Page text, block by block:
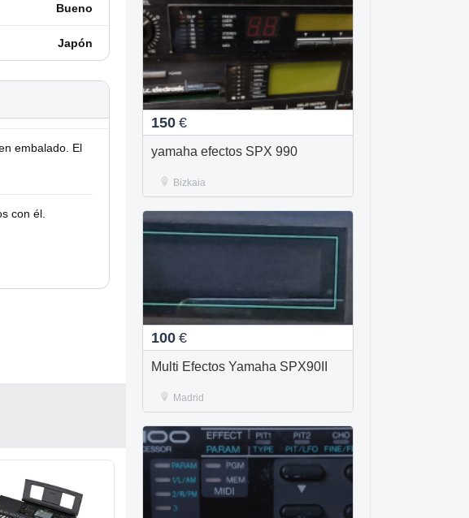
Bueno
Japón
embalado. El
con él.
150 €
yamaha efectos SPX 990
Bizkaia
100 €
Multi Efectos Yamaha SPX90II
Madrid